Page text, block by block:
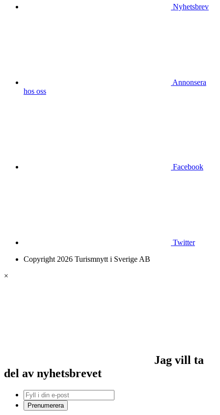
Nyhetsbrev
Annonsera
hos oss
Facebook
Twitter
Copyright 2026 Turismnytt i Sverige AB
×
Jag vill ta
del av nyhetsbrevet
Prenumerera